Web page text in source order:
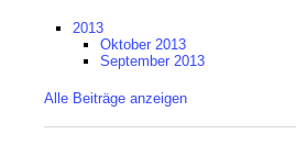
2013
Oktober 2013
September 2013
Alle Beiträge anzeigen